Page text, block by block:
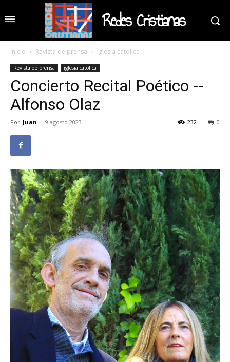
Redes Cristianas
Inicio Revista de prensa iglesia catolica
Revista de prensa iglesia catolica
Concierto Recital Poético --
Alfonso Olaz
Por Juan - 9 agosto 2023 0
232